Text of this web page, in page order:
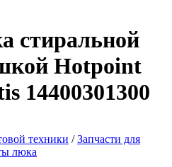
стиральной
Hotpoint
14400301300
техники /Запчасти для
люка